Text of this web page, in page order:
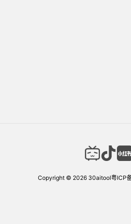
Copyright © 2026 30aitool粤ICP